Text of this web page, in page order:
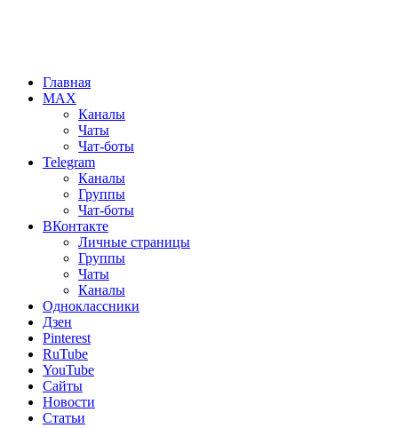
Главная
MAX
Каналы
Чаты
Чат-боты
Telegram
Каналы
Группы
Чат-боты
ВКонтакте
Личные страницы
Группы
Чаты
Каналы
Одноклассники
Дзен
Pinterest
RuTube
YouTube
Сайты
Новости
Статьи